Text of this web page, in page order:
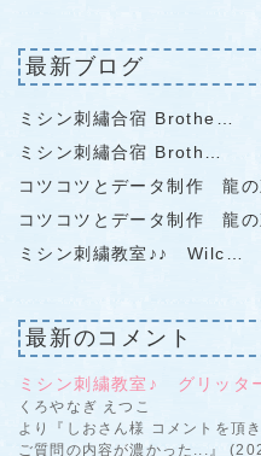
最新ブログ
ミシン刺繡合宿 Brothe…
ミシン刺繡合宿 Broth…
コツコツとデータ制作 龍の
コツコツとデータ制作 龍の
ミシン刺繍教室♪♪ Wilc…
最新のコメント
ミシン刺繍教室♪ グリッタ
くろやなぎ えつこ
より『しおさん様 コメントを頂
ご質問の内容が濃かった...』